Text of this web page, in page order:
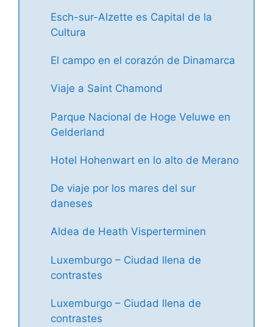
Esch-sur-Alzette es Capital de la
Cultura
El campo en el corazón de Dinamarca
Viaje a Saint Chamond
Parque Nacional de Hoge Veluwe en
Gelderland
Hotel Hohenwart en lo alto de Merano
De viaje por los mares del sur
daneses
Aldea de Heath Visperterminen
Luxemburgo – Ciudad llena de
contrastes
Luxemburgo – Ciudad llena de
contrastes